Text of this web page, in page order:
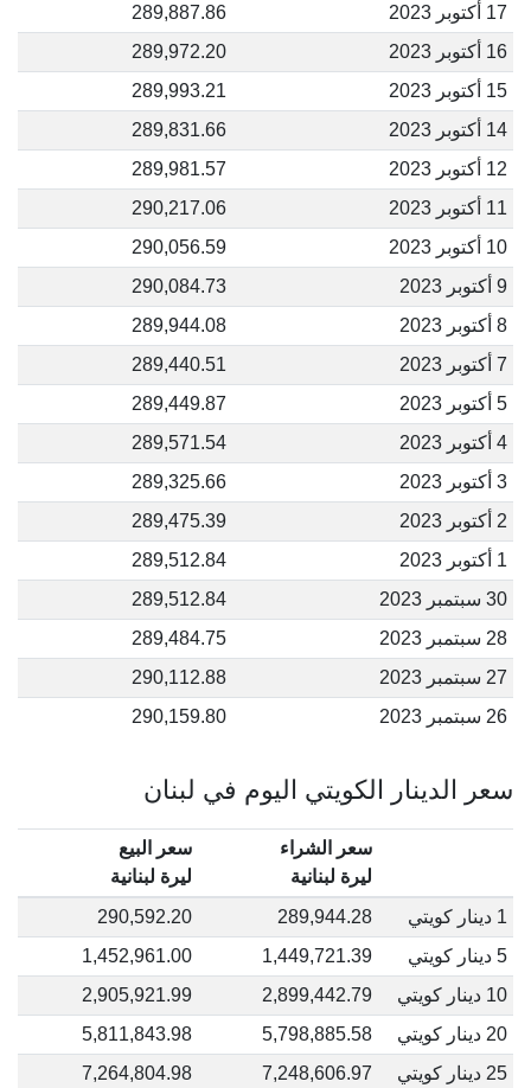
17 أكتوبر 2023
289,887.86
16 أكتوبر 2023
289,972.20
15 أكتوبر 2023
289,993.21
14 أكتوبر 2023
289,831.66
12 أكتوبر 2023
289,981.57
11 أكتوبر 2023
290,217.06
10 أكتوبر 2023
290,056.59
9 أكتوبر 2023
290,084.73
8 أكتوبر 2023
289,944.08
7 أكتوبر 2023
289,440.51
5 أكتوبر 2023
289,449.87
4 أكتوبر 2023
289,571.54
3 أكتوبر 2023
289,325.66
2 أكتوبر 2023
289,475.39
1 أكتوبر 2023
289,512.84
30 سبتمبر 2023
289,512.84
28 سبتمبر 2023
289,484.75
27 سبتمبر 2023
290,112.88
26 سبتمبر 2023
290,159.80
سعر الدينار الكويتي اليوم في لبنان
سعر الشراء
ليرة لبنانية
سعر البيع
ليرة لبنانية
1 دينار كويتي
289,944.28
290,592.20
5 دينار كويتي
1,449,721.39
1,452,961.00
10 دينار كويتي
2,899,442.79
2,905,921.99
20 دينار كويتي
5,798,885.58
5,811,843.98
25 دينار كويتي
7,248,606.97
7,264,804.98